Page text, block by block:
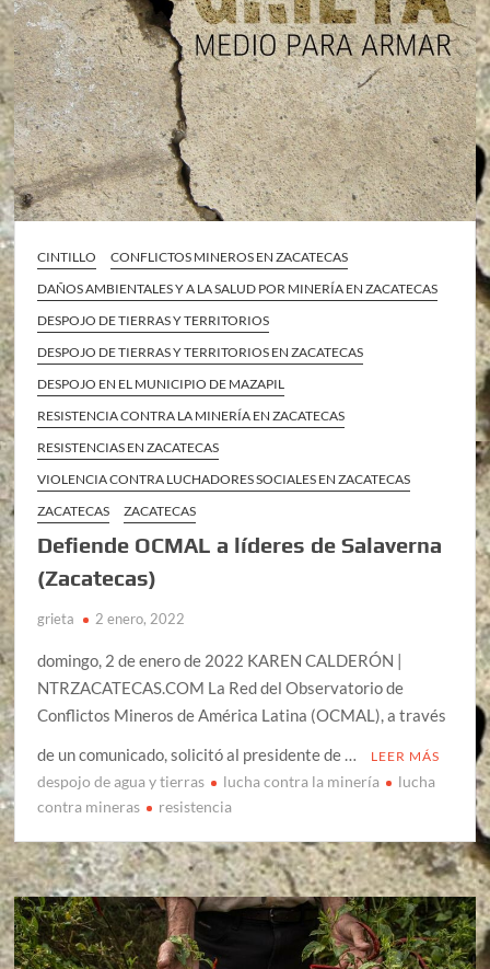
CINTILLO
CONFLICTOS MINEROS EN ZACATECAS
DAÑOS AMBIENTALES Y A LA SALUD POR MINERÍA EN ZACATECAS
DESPOJO DE TIERRAS Y TERRITORIOS
DESPOJO DE TIERRAS Y TERRITORIOS EN ZACATECAS
DESPOJO EN EL MUNICIPIO DE MAZAPIL
RESISTENCIA CONTRA LA MINERÍA EN ZACATECAS
RESISTENCIAS EN ZACATECAS
VIOLENCIA CONTRA LUCHADORES SOCIALES EN ZACATECAS
ZACATECAS
ZACATECAS
Defiende OCMAL a líderes de Salaverna
(Zacatecas)
grieta 2 enero, 2022
domingo, 2 de enero de 2022 KAREN CALDERÓN |
NTRZACATECAS.COM La Red del Observatorio de
Conflictos Mineros de América Latina (OCMAL), a través
de un comunicado, solicitó al presidente de …
LEER MÁS
despojo de agua y tierras lucha contra la minería
lucha
contra mineras
resistencia